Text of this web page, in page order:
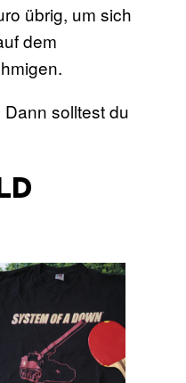
übrig, um sich
dem
solltest du